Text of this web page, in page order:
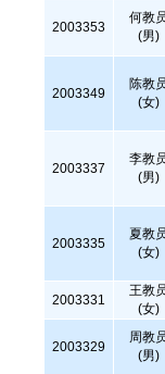
2003353
何教
(男)
2003349
陈教
(女)
2003337
李教
(男)
2003335
夏教
(女)
2003331
王教
(女)
2003329
周教
(男)